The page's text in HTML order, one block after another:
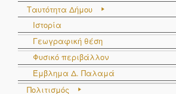
Ταυτότητα Δήμου
Ιστορία
Γεωγραφική θέση
Φυσικό περιβάλλον
Έμβλημα Δ. Παλαμά
Πολιτισμός